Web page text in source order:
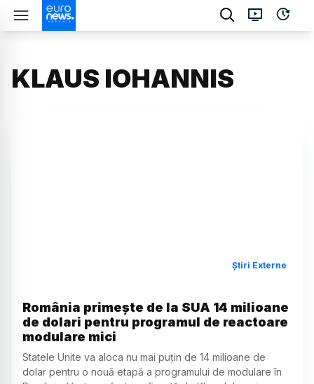
KLAUS IOHANNIS
Știri Externe
România primește de la SUA 14 milioane
de dolari pentru programul de reactoare
modulare mici
Statele Unite va aloca nu mai puțin de 14 milioane de
dolar pentru o nouă etapă a programului de modulare în